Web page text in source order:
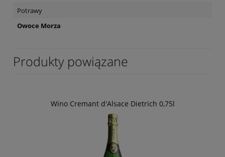
Potrawy
Owoce Morza
Produkty powiązane
Wino Cremant d'Alsace Dietrich 0,75l